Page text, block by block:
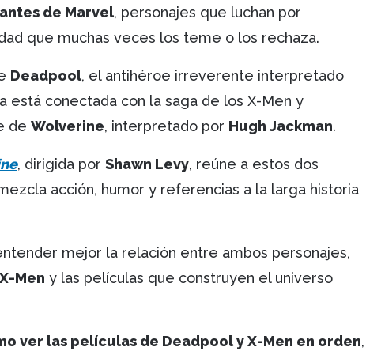
de Marvel, personajes que luchan por
que muchas veces los teme o los rechaza.
Deadpool, el antihéroe irreverente interpretado
está conectada con la saga de los X-Men y
de Wolverine, interpretado por Hugh Jackman.
, dirigida por Shawn Levy, reúne a estos dos
acción, humor y referencias a la larga historia
mejor la relación entre ambos personajes,
Men y las películas que construyen el universo
ver las películas de Deadpool y X-Men en orden,